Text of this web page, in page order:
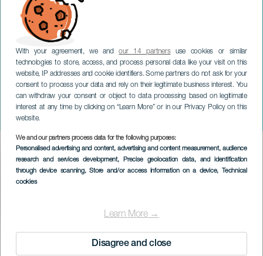
With your agreement, we andour 14 partnersuse cookies or similar
technologies to store, access, and process personal data like your visit on this
website, IP addresses and cookie identifiers. Some partners do not ask for your
consent to process your data and rely on their legitimate business interest. You
can withdraw your consent or object to data processing based on legitimate
interest at any time by clicking on “Learn More” or in our Privacy Policy on this
website.
We and our partners process data for the following purposes:
Personalised advertising and content, advertising and content measurement, audience
research and services development, Precise geolocation data, and identification
through device scanning, Store and/or access information on a device, Technical
cookies
Learn More →
Disagree and close
Gran Canaria Swim Week
by Moda Cálida
GRAN CANARIA
Imagen
Listado
EVENTO PASADO